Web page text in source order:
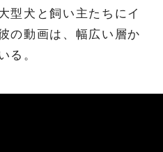
型犬と飼い主たちにイ
の動画は、幅広い層か
る。